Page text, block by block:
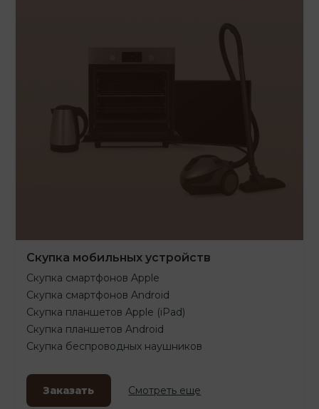
Скупка мобильных устройств
Скупка смартфонов Apple
Скупка смартфонов Android
Скупка планшетов Apple (iPad)
Скупка планшетов Android
Скупка беспроводных наушников
Заказать Смотреть еще